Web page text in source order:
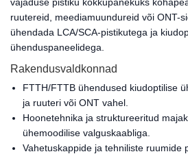
ruutereid, meediamuundureid või ONT-
ühendada LCA/SCA-pistikutega ja
ühenduspaneelidega.
Rakendusvaldkonnad
FTTH/FTTB ühendused kiudoptilise
ja ruuteri või ONT vahel.
Hoonetehnika ja struktureeritud
ühemoodilise valguskaabliga.
Vahetuskappide ja tehniliste ruumide